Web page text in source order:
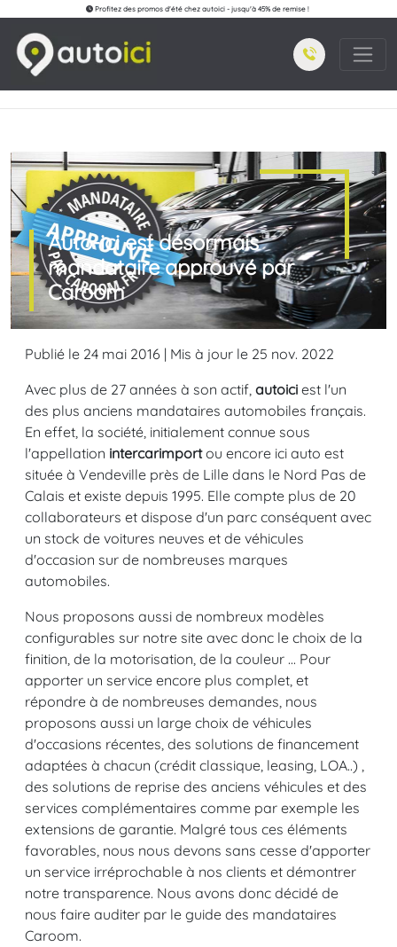
Profitez des promos d'été chez autoici - jusqu'à 45% de remise !
Auto-ici est désormais
mandataire approuvé par
Caroom
Publié le 24 mai 2016 | Mis à jour le 25 nov. 2022
Avec plus de 27 années à son actif, autoici est l'un
des plus anciens mandataires automobiles français.
En effet, la société, initialement connue sous
l'appellation intercarimportou encore ici auto est
située à Vendeville près de Lille dans le Nord Pas de
Calais et existe depuis 1995. Elle compte plus de 20
collaborateurs et dispose d'un parc conséquent avec
un stock de voitures neuves et de véhicules
d'occasion sur de nombreuses marques
automobiles.
Nous proposons aussi de nombreux modèles
configurables sur notre site avec donc le choix de la
finition, de la motorisation, de la couleur ... Pour
apporter un service encore plus complet, et
répondre à de nombreuses demandes, nous
proposons aussi un large choix de véhicules
d'occasions récentes, des solutions de financement
adaptées à chacun (crédit classique, leasing, LOA..) ,
des solutions de reprise des anciens véhicules et des
services complémentaires comme par exemple les
extensions de garantie. Malgré tous ces éléments
favorables, nous nous devons sans cesse d'apporter
un service irréprochable à nos clients et démontrer
notre transparence. Nous avons donc décidé de
nous faire auditer par le guide des mandataires
Caroom.